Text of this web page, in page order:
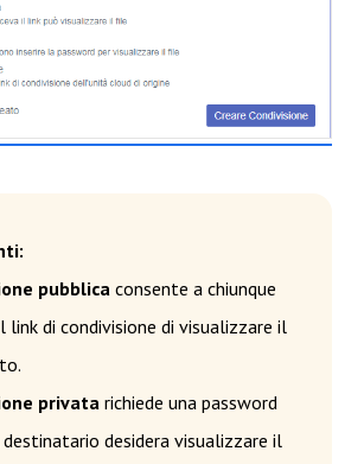
pubblicaconsente a chiunque
di condivisione di visualizzare il
privatarichiede una password
desidera visualizzare il